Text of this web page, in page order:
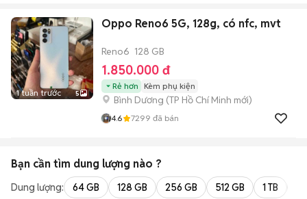
1 tuần trước 5
Oppo Reno6 5G, 128g, có nfc, mvt
Reno6 128 GB
1.850.000 đ
Rẻ hơn Kèm phụ kiện
Bình Dương (TP Hồ Chí Minh mới)
4.6 7299 đã bán
Bạn cần tìm dung lượng nào ?
Dung lượng: 64 GB 128 GB 256 GB 512 GB 1 TB